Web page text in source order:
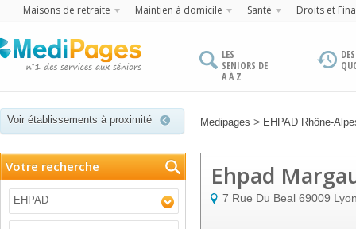
Maisons de retraite Maintien à domicile Santé Droits et
LES
SENIORS DE
A À Z
Voir établissements à proximité Medipages > EHPAD Rhône-
Votre recherche
EHPAD
Ehpad
7 Rue Du Beal 69009